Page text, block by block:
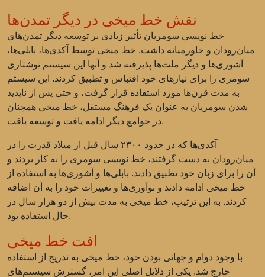
نقش خط میخی در دیگر تمدن‌ها
خط نویسی سومریان تأثیر زیادی بر توسعه دیگر تمدن‌های
میان‌رودان و خاورمیانه داشت. خط میخی توسط آکدی‌ها، بابلی‌ها،
آشوری‌ها و دیگر ملت‌ها پذیرفته شد و آنها این سیستم نوشتاری
سومری را برای نیازهای خود اقتباس و تطبیق کردند. این سیستم
به مدت قرن‌ها مورد استفاده قرار گرفت، و حتی پس از ناپدید
شدن سومریان به عنوان یک فرهنگ مستقل، خط میخی همچنان
در جوامع دیگر ادامه یافت و توسعه یافت.
آکدی‌ها که در حدود ۲۳۰۰ سال قبل از میلاد قدرت را در
میان‌رودان به دست گرفتند، خط نویسی سومری را به کار بردند و
آن را برای زبان خود تطبیق دادند. بابلی‌ها و آشوری‌ها به استفاده از
خط میخی ادامه دادند و نوآوری‌ها و تغییرات خود را به آن اضافه
کردند. به این ترتیب، خط میخی به مدت بیش از دو هزار سال در
حال استفاده بود.
افت خط میخی
با وجود دوام و جهانی بودن خود، خط میخی به تدریج از استفاده
خارج شد. یکی از دلایل اصلی این امر، گسترش سیستم‌های